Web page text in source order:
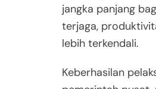
jangka panjang
terjaga,
lebih terkendali.
Keberhasilan